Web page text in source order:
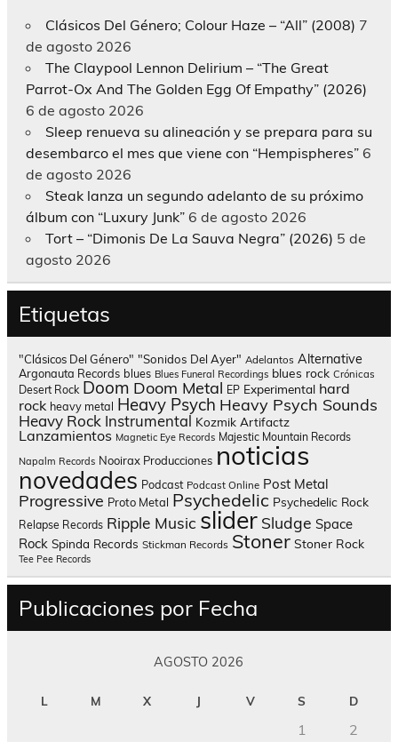
Clásicos Del Género; Colour Haze – “All” (2008) 7
de agosto 2026
The Claypool Lennon Delirium – “The Great
Parrot-Ox And The Golden Egg Of Empathy” (2026)
6 de agosto 2026
Sleep renueva su alineación y se prepara para su
desembarco el mes que viene con “Hempispheres” 6
de agosto 2026
Steak lanza un segundo adelanto de su próximo
álbum con “Luxury Junk” 6 de agosto 2026
Tort – “Dimonis De La Sauva Negra” (2026) 5 de
agosto 2026
Etiquetas
"Clásicos Del Género" "Sonidos Del Ayer" Adelantos Alternative
Argonauta Records blues Blues Funeral Recordings blues rock Crónicas
Desert Rock Doom Doom Metal EP Experimental hard
rock heavy metal Heavy Psych Heavy Psych Sounds
Heavy Rock Instrumental Kozmik Artifactz
Lanzamientos Magnetic Eye Records Majestic Mountain Records
Napalm Records Nooirax Producciones noticias
novedades Podcast Podcast Online Post Metal
Progressive Proto Metal Psychedelic Psychedelic Rock
Relapse Records Ripple Music slider Sludge Space
Rock Spinda Records Stickman Records Stoner Stoner Rock
Tee Pee Records
Publicaciones por Fecha
AGOSTO 2026
L M X J V S D
1
2